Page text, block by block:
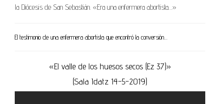
la Diócesis de San Sebastián. «Era una enfermera abortista…»
El testimonio de una enfermera abortista que encontró la conversión…
«El valle de los huesos secos (Ez 37)»
(Sala Idatz 14-5-2019)